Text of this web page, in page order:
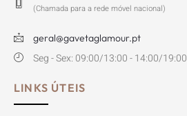
(Chamada para a rede móvel nacional)
geral@gavetaglamour.pt
Seg - Sex: 09:00/13:00 - 14:00/19:00
LINKS ÚTEIS